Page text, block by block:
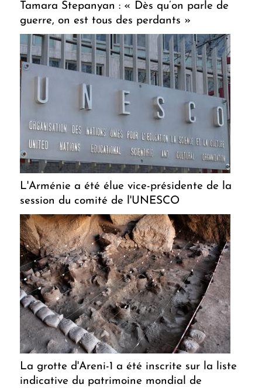
Tamara Stepanyan : « Dès qu’on parle de
guerre, on est tous des perdants »
L'Arménie a été élue vice-présidente de la
session du comité de l'UNESCO
La grotte d'Areni-1 a été inscrite sur la liste
indicative du patrimoine mondial de